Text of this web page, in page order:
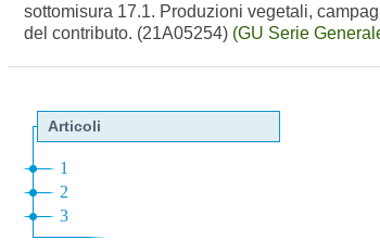
sottomisura 17.1. Produzioni vegetali,
del contributo. (21A05254) (GU Serie